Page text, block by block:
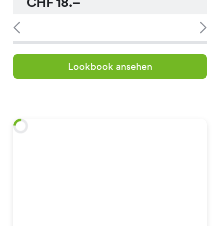
Lookbook ansehen